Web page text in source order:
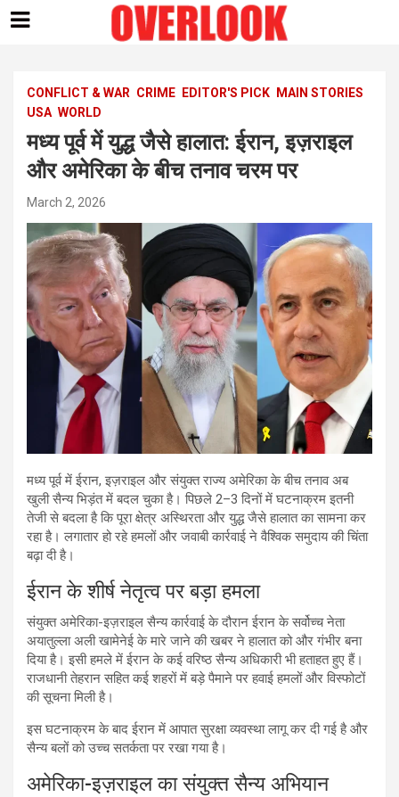
contentCONFLICT & WAR CRIME EDITOR'S PICK
MAIN STORIES
USA WORLD
मध्य पूर्व में युद्ध जैसे हालात: ईरान, इज़राइल
और अमेरिका के बीच तनाव चरम पर
March 2, 2026
मध्य पूर्व में ईरान, इज़राइल और संयुक्त राज्य अमेरिका के बीच तनाव अब
खुली सैन्य भिड़ंत में बदल चुका है। पिछले 2–3 दिनों में घटनाक्रम इतनी
तेजी से बदला है कि पूरा क्षेत्र अस्थिरता और युद्ध जैसे हालात का सामना कर
रहा है। लगातार हो रहे हमलों और जवाबी कार्रवाई ने वैश्विक समुदाय की चिंता
बढ़ा दी है।
ईरान के शीर्ष नेतृत्व पर बड़ा हमला
संयुक्त अमेरिका-इज़राइल सैन्य कार्रवाई के दौरान ईरान के सर्वोच्च नेता
अयातुल्ला अली खामेनेई के मारे जाने की खबर ने हालात को और गंभीर बना
दिया है। इसी हमले में ईरान के कई वरिष्ठ सैन्य अधिकारी भी हताहत हुए हैं।
राजधानी तेहरान सहित कई शहरों में बड़े पैमाने पर हवाई हमलों और विस्फोटों
की सूचना मिली है।
इस घटनाक्रम के बाद ईरान में आपात सुरक्षा व्यवस्था लागू कर दी गई है और
सैन्य बलों को उच्च सतर्कता पर रखा गया है।
अमेरिका-इज़राइल का संयुक्त सैन्य अभियान